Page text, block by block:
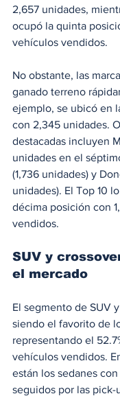
2,657 unidades,
ocupó la quinta
vehículos vendidos.
No obstante, las
ganado terreno
ejemplo, se ubicó en
con 2,345 unidades.
destacadas incluyen
unidades en el
(1,736 unidades) y
unidades). El Top 10
décima posición con
vendidos.
SUV y
el mercado
El segmento de SUV
siendo el favorito de
representando el
vehículos vendidos.
están los sedanes con
seguidos por las pick-